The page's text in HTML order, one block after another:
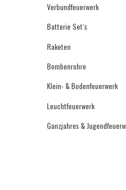
Verbundfeuerwerk
Batterie Set´s
Raketen
Bombenrohre
Klein- & Bodenfeuerwerk
Leuchtfeuerwerk
Ganzjahres &